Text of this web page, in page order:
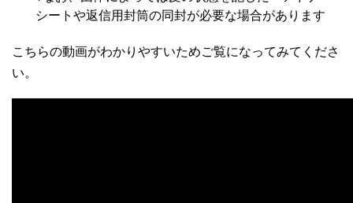
シートや返信用封筒の同封が必要な場合があります
こちらの動画がわかりやすいためご覧になってみてくださ
い。